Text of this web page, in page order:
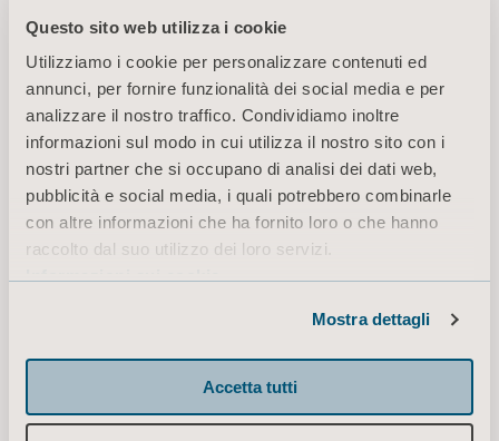
Questo sito web utilizza i cookie
Utilizziamo i cookie per personalizzare contenuti ed
annunci, per fornire funzionalità dei social media e per
analizzare il nostro traffico. Condividiamo inoltre
informazioni sul modo in cui utilizza il nostro sito con i
nostri partner che si occupano di analisi dei dati web,
pubblicità e social media, i quali potrebbero combinarle
con altre informazioni che ha fornito loro o che hanno
raccolto dal suo utilizzo dei loro servizi.
Mostra dettagli
Accetta tutti
2025.05.07
Expected date for distribution of dividend
2025.05.08
Nordea Equities Healthcare Seminar
luglio